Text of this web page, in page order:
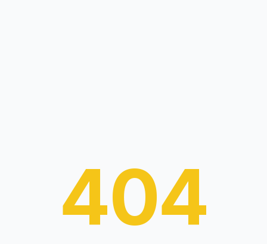
404